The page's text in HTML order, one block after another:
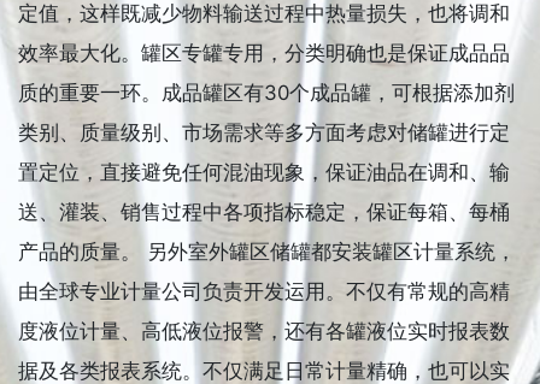
定值，这样既减少物料输送过程中热量损失，也将调和
效率最大化。罐区专罐专用，分类明确也是保证成品品
质的重要一环。成品罐区有30个成品罐，可根据添加剂
类别、质量级别、市场需求等多方面考虑对储罐进行定
置定位，直接避免任何混油现象，保证油品在调和、输
送、灌装、销售过程中各项指标稳定，保证每箱、每桶
产品的质量。 另外室外罐区储罐都安装罐区计量系统，
由全球专业计量公司负责开发运用。不仅有常规的高精
度液位计量、高低液位报警，还有各罐液位实时报表数
据及各类报表系统。不仅满足日常计量精确，也可以实